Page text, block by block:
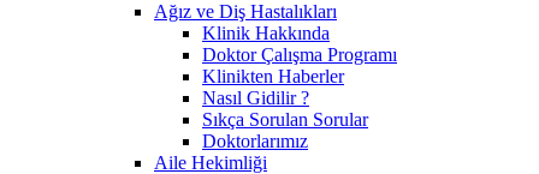
Ağız ve Diş Hastalıkları
Klinik Hakkında
Doktor Çalışma Programı
Klinikten Haberler
Nasıl Gidilir ?
Sıkça Sorulan Sorular
Doktorlarımız
Aile Hekimliği